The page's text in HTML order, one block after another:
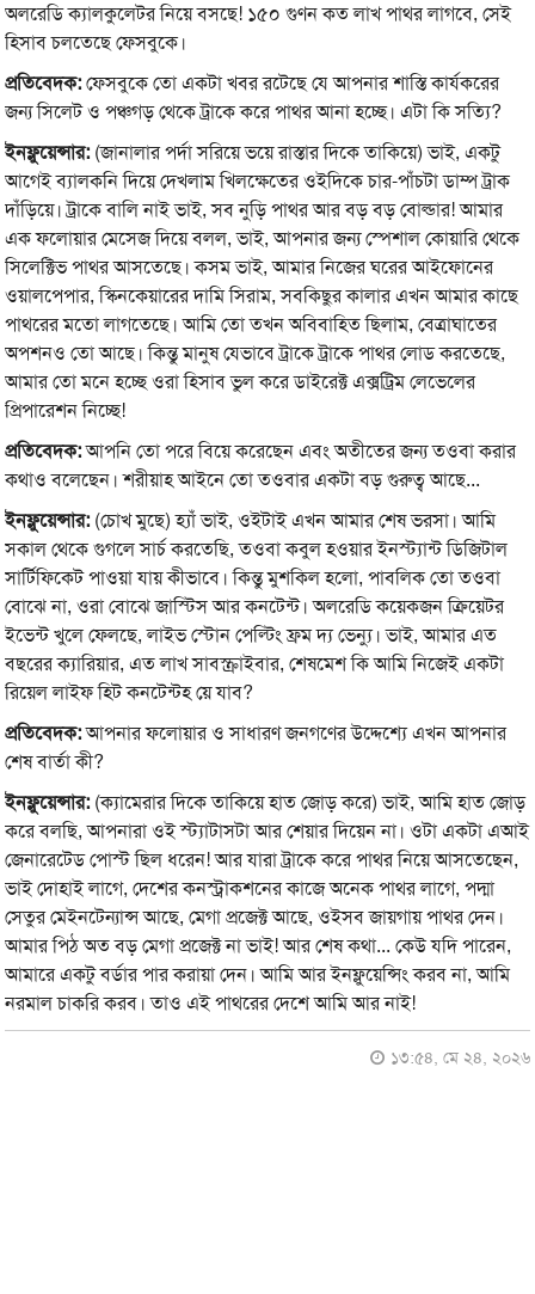
অলরেডি ক্যালকুলেটর নিয়ে বসছে! ১৫০ গুণন কত লাখ পাথর লাগবে, সেই
হিসাব চলতেছে ফেসবুকে।
প্রতিবেদক:ফেসবুকে তো একটা খবর রটেছে যে আপনার শাস্তি কার্যকরের
জন্য সিলেট ও পঞ্চগড় থেকে ট্রাকে করে পাথর আনা হচ্ছে। এটা কি সত্যি?
ইনফ্লুয়েন্সার: (জানালার পর্দা সরিয়ে ভয়ে রাস্তার দিকে তাকিয়ে) ভাই, একটু
আগেই ব্যালকনি দিয়ে দেখলাম খিলক্ষেতের ওইদিকে চার-পাঁচটা ডাম্প ট্রাক
দাঁড়িয়ে। ট্রাকে বালি নাই ভাই, সব নুড়ি পাথর আর বড় বড় বোল্ডার! আমার
এক ফলোয়ার মেসেজ দিয়ে বলল, ভাই, আপনার জন্য স্পেশাল কোয়ারি থেকে
সিলেক্টিভ পাথর আসতেছে। কসম ভাই, আমার নিজের ঘরের আইফোনের
ওয়ালপেপার, স্কিনকেয়ারের দামি সিরাম, সবকিছুর কালার এখন আমার কাছে
পাথরের মতো লাগতেছে। আমি তো তখন অবিবাহিত ছিলাম, বেত্রাঘাতের
অপশনও তো আছে। কিন্তু মানুষ যেভাবে ট্রাকে ট্রাকে পাথর লোড করতেছে,
আমার তো মনে হচ্ছে ওরা হিসাব ভুল করে ডাইরেক্ট এক্সট্রিম লেভেলের
প্রিপারেশন নিচ্ছে!
প্রতিবেদক:আপনি তো পরে বিয়ে করেছেন এবং অতীতের জন্য তওবা করার
কথাও বলেছেন। শরীয়াহ আইনে তো তওবার একটা বড় গুরুত্ব আছে...
ইনফ্লুয়েন্সার: (চোখ মুছে) হ্যাঁ ভাই, ওইটাই এখন আমার শেষ ভরসা। আমি
সকাল থেকে গুগলে সার্চ করতেছি, তওবা কবুল হওয়ার ইনস্ট্যান্ট ডিজিটাল
সার্টিফিকেট পাওয়া যায় কীভাবে। কিন্তু মুশকিল হলো, পাবলিক তো তওবা
বোঝে না, ওরা বোঝে জাস্টিস আর কনটেন্ট। অলরেডি কয়েকজন ক্রিয়েটর
ইভেন্ট খুলে ফেলছে, লাইভ স্টোন পেল্টিং ফ্রম দ্য ভেন্যু। ভাই, আমার এত
বছরের ক্যারিয়ার, এত লাখ সাবস্ক্রাইবার, শেষমেশ কি আমি নিজেই একটা
রিয়েল লাইফ হিট কনটেন্টহ য়ে যাব?
প্রতিবেদক:আপনার ফলোয়ার ও সাধারণ জনগণের উদ্দেশ্যে এখন আপনার
শেষ বার্তা কী?
ইনফ্লুয়েন্সার: (ক্যামেরার দিকে তাকিয়ে হাত জোড় করে) ভাই, আমি হাত জোড়
করে বলছি, আপনারা ওই স্ট্যাটাসটা আর শেয়ার দিয়েন না। ওটা একটা এআই
জেনারেটেড পোস্ট ছিল ধরেন! আর যারা ট্রাকে করে পাথর নিয়ে আসতেছেন,
ভাই দোহাই লাগে, দেশের কনস্ট্রাকশনের কাজে অনেক পাথর লাগে, পদ্মা
সেতুর মেইনটেন্যান্স আছে, মেগা প্রজেক্ট আছে, ওইসব জায়গায় পাথর দেন।
আমার পিঠ অত বড় মেগা প্রজেক্ট না ভাই! আর শেষ কথা... কেউ যদি পারেন,
আমারে একটু বর্ডার পার করায়া দেন। আমি আর ইনফ্লুয়েন্সিং করব না, আমি
নরমাল চাকরি করব। তাও এই পাথরের দেশে আমি আর নাই!
১৩:৫৪, মে ২৪, ২০২৬